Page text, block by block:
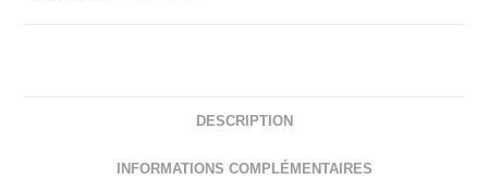
DESCRIPTION
INFORMATIONS COMPLÉMENTAIRES